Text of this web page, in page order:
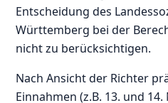
Entscheidung des
Württemberg bei der
nicht zu berücksichtigen.
Nach Ansicht der Richter
Einnahmen (z.B. 13. und